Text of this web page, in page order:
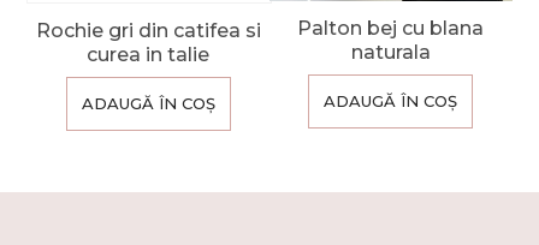
Rochie gri din catifea si
curea in talie
ADAUGĂ ÎN COȘ
Palton bej cu blana
naturala
ADAUGĂ ÎN COȘ